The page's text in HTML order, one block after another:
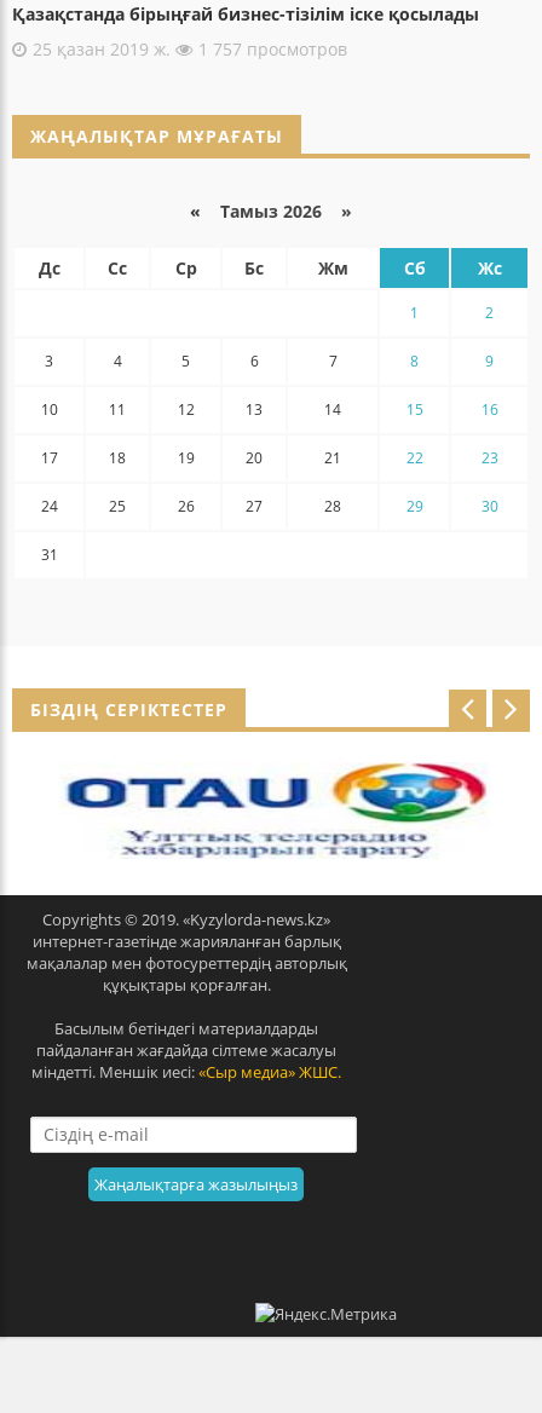
Қазақстанда бірыңғай бизнес-тізілім іске қосылады
25 қазан 2019 ж.
1 757 просмотров
ЖАҢАЛЫҚТАР МҰРАҒАТЫ
« Тамыз 2026 »
Дс Сс Ср Бс Жм Сб Жс
1 2
3 4 5 6 7 8 9
10 11 12 13 14 15 16
17 18 19 20 21 22 23
24 25 26 27 28 29 30
31
БІЗДІҢ СЕРІКТЕСТЕР
r
e
Copyrights © 2019. «Kyzylorda-news.kz»
интернет-газетінде жарияланған барлық
мақалалар мен фотосуреттердің авторлық
құқықтары қорғалған.
Басылым бетіндегі материалдарды
пайдаланған жағдайда сілтеме жасалуы
міндетті. Меншік иесі:«Сыр медиа» ЖШС.